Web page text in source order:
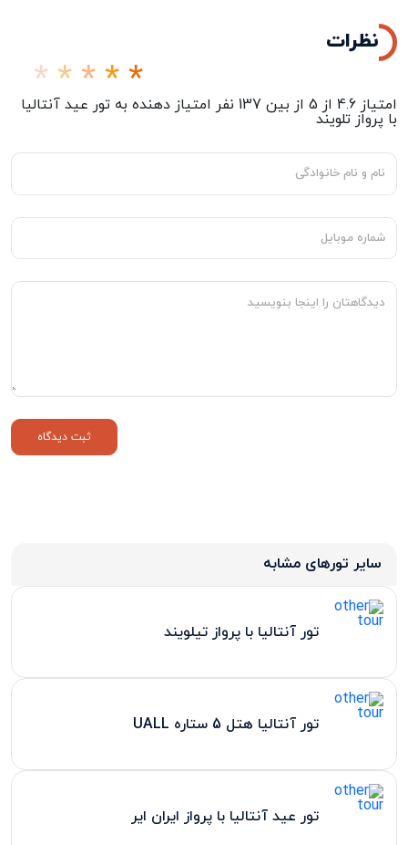
نظرات
امتیاز 4.6 از 5 از بین 137 نفر امتیاز دهنده به تور عید آنتالیا
با پرواز تلویند
سایر تورهای مشابه
تور آنتالیا با پرواز تیلویند
تور آنتالیا هتل 5 ستاره UALL
تور عید آنتالیا با پرواز ایران ایر